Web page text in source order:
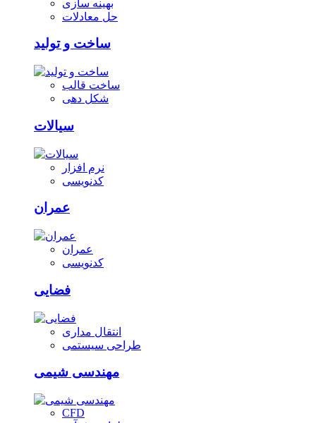
بهینه سازی
حل معادلات
ساخت و تولید
ساخت قالب
شکل دهی
سیالات
نرم افزار
کدنویسی
عمران
عمران
کدنویسی
فضایی
انتقال مداری
طراحی سیستمی
مهندسی شیمی
CFD